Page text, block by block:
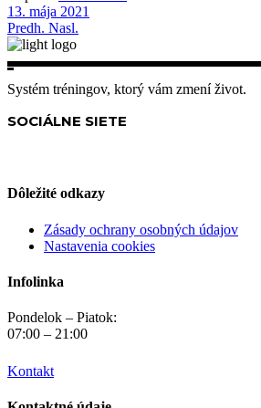
13. mája 2021
Predh. Nasl.
Systém tréningov, ktorý vám zmení život.
SOCIÁLNE SIETE
Dôležité odkazy
Zásady ochrany osobných údajov
Nastavenia cookies
Infolinka
Pondelok – Piatok:
07:00 – 21:00
Kontakt